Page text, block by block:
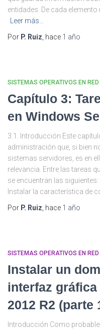
entidades. De cada
Leer más…
Por P. Ruiz , hace 1 año
SISTEMAS OPERATIVOS EN RED
Capítulo 3:
en Windows
3.1. Introducción Este
administración que, si bien
sistemas servidores, es en
relevancia. Entre las tareas
se encuentran las
Instalar la característica de
Por P. Ruiz , hace 1 año
SISTEMAS OPERATIVOS EN RED
Instalar un
interfaz
2012 R2 (parte
Introducción Como